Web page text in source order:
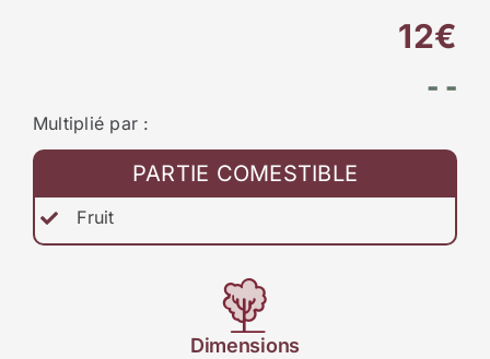
12€
- -
Multiplié par :
PARTIE COMESTIBLE
Fruit
Dimensions